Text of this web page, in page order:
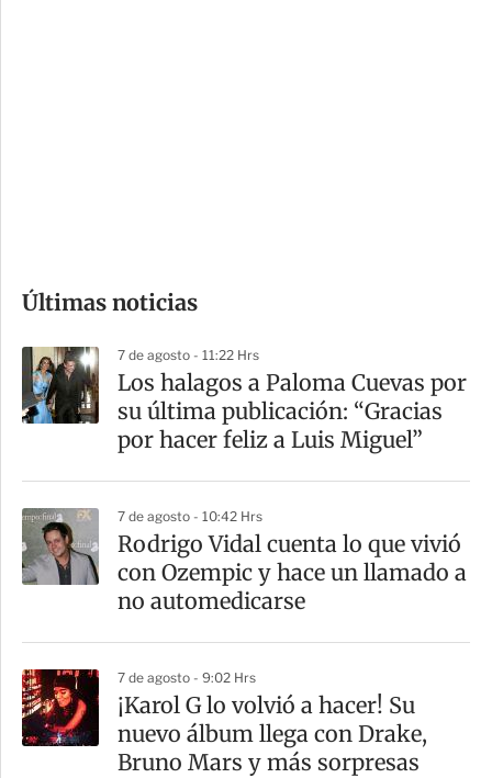
m
a
t
Últimas noticias
7 de agosto - 11:22 Hrs
Los halagos a Paloma Cuevas por
su última publicación: “Gracias
por hacer feliz a Luis Miguel”
7 de agosto - 10:42 Hrs
Rodrigo Vidal cuenta lo que vivió
con Ozempic y hace un llamado a
no automedicarse
7 de agosto - 9:02 Hrs
¡Karol G lo volvió a hacer! Su
nuevo álbum llega con Drake,
Bruno Mars y más sorpresas